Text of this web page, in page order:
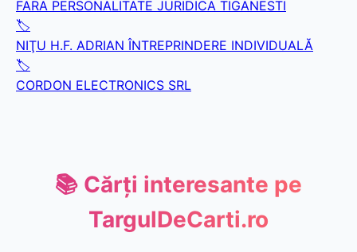
FARA PERSONALITATE JURIDICA TIGANESTI
🏷️
NIŢU H.F. ADRIAN ÎNTREPRINDERE INDIVIDUALĂ
🏷️
CORDON ELECTRONICS SRL
📚 Cărți interesante pe
TargulDeCarti.ro